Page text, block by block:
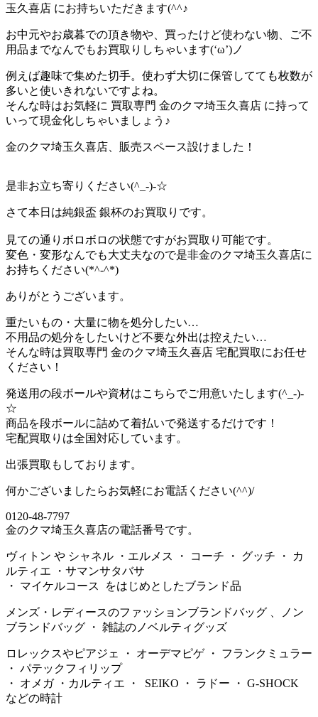
玉久喜店 にお持ちいただきます(^^♪
お中元やお歳暮での頂き物や、買ったけど使わない物、ご不
用品までなんでもお買取りしちゃいます(‘ω’)ノ
例えば趣味で集めた切手。使わず大切に保管してても枚数が
多いと使いきれないですよね。
そんな時はお気軽に 買取専門 金のクマ埼玉久喜店 に持って
いって現金化しちゃいましょう♪
金のクマ埼玉久喜店、販売スペース設けました！
是非お立ち寄りください(^_-)-☆
さて本日は純銀盃 銀杯のお買取りです。
見ての通りボロボロの状態ですがお買取り可能です。
変色・変形なんでも大丈夫なので是非金のクマ埼玉久喜店に
お持ちください(*^-^*)
ありがとうございます。
重たいもの・大量に物を処分したい…
不用品の処分をしたいけど不要な外出は控えたい…
そんな時は買取専門 金のクマ埼玉久喜店 宅配買取にお任せ
ください！
発送用の段ボールや資材はこちらでご用意いたします(^_-)-
☆
商品を段ボールに詰めて着払いで発送するだけです！
宅配買取りは全国対応しています。
出張買取もしております。
何かございましたらお気軽にお電話ください(^^)/
0120-48-7797
金のクマ埼玉久喜店の電話番号です。
ヴィトン や シャネル ・エルメス ・ コーチ ・ グッチ ・ カ
ルティエ ・サマンサタバサ
・ マイケルコース をはじめとしたブランド品
メンズ・レディースのファッションブランドバッグ 、ノン
ブランドバッグ ・ 雑誌のノベルティグッズ
ロレックスやピアジェ ・ オーデマピゲ ・ フランクミュラー
・ パテックフィリップ
・ オメガ ・カルティエ ・ SEIKO ・ ラドー ・ G-SHOCK
などの時計